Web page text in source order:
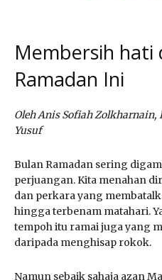
Membersih hati
Ramadan Ini
Oleh Anis Sofiah
Yusuf
Bulan Ramadan sering
perjuangan. Kita menahan
dan perkara yang
hingga terbenam matahari.
tempoh itu ramai juga yang
daripada menghisap rokok.
Namun sebaik sahaja azan